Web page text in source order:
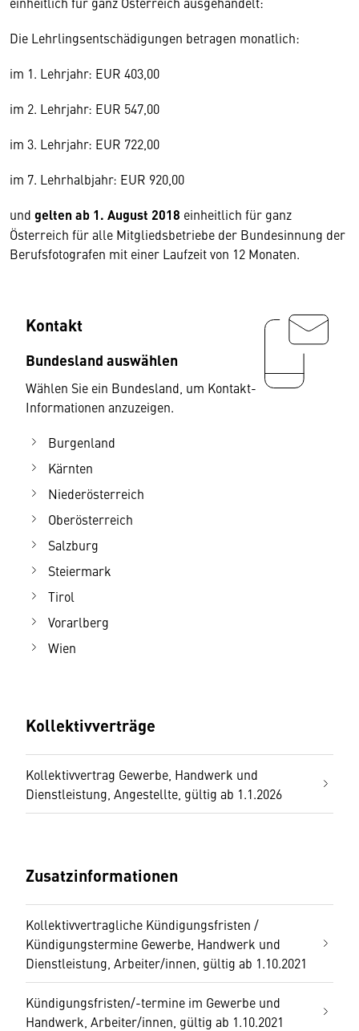
Die Lehrlingsentschädigungen betragen monatlich:
im 1. Lehrjahr: EUR 403,00
im 2. Lehrjahr: EUR 547,00
im 3. Lehrjahr: EUR 722,00
im 7. Lehrhalbjahr: EUR 920,00
und gelten ab 1. August 2018 einheitlich für ganz
Österreich für alle Mitgliedsbetriebe der Bundesinnung der
Berufsfotografen mit einer Laufzeit von 12 Monaten.
Kontakt
Bundesland auswählen
Wählen Sie ein Bundesland, um Kontakt-
Informationen anzuzeigen.
Burgenland
Kärnten
Niederösterreich
Oberösterreich
Salzburg
Steiermark
Tirol
Vorarlberg
Wien
Kollektivverträge
Kollektivvertrag Gewerbe, Handwerk und
Dienstleistung, Angestellte, gültig ab 1.1.2026
Zusatzinformationen
Kollektivvertragliche Kündigungsfristen /
Kündigungstermine Gewerbe, Handwerk und
Dienstleistung, Arbeiter/innen, gültig ab 1.10.2021
Kündigungsfristen/-termine im Gewerbe und
Handwerk, Arbeiter/innen, gültig ab 1.10.2021